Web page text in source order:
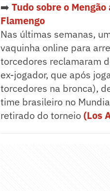
➡️ Tudo sobre o
Flamengo
Nas últimas semanas,
vaquinha online para
torcedores reclamaram
ex-jogador, que após
torcedores na bronca),
time brasileiro no
retirado do torneio(Los